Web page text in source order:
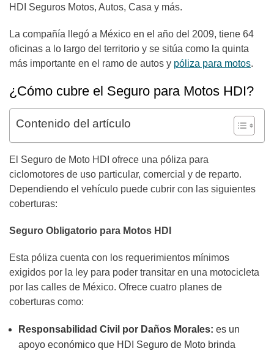
HDI Seguros Motos, Autos, Casa y más.
La compañía llegó a México en el año del 2009, tiene 64
oficinas a lo largo del territorio y se sitúa como la quinta
más importante en el ramo de autos y póliza para motos.
¿Cómo cubre el Seguro para Motos HDI?
Contenido del artículo
El Seguro de Moto HDI ofrece una póliza para
ciclomotores de uso particular, comercial y de reparto.
Dependiendo el vehículo puede cubrir con las siguientes
coberturas:
Seguro Obligatorio para Motos HDI
Esta póliza cuenta con los requerimientos mínimos
exigidos por la ley para poder transitar en una motocicleta
por las calles de México. Ofrece cuatro planes de
coberturas como:
Responsabilidad Civil por Daños Morales: es un
apoyo económico que HDI Seguro de Moto brinda